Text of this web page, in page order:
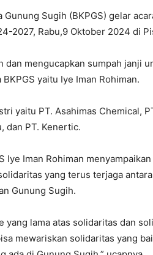
Gunung Sugih (BKPGS) gelar
2027, Rabu,9 Oktober 2024 di
mengucapkan sumpah janji
yaitu Iye Iman Rohiman.
yaitu PT. Asahimas Chemical,
dan PT. Kenertic.
Iye Iman Rohiman
yang terus terjaga
Gunung Sugih.
yang lama atas solidaritas dan
mewariskan solidaritas yang